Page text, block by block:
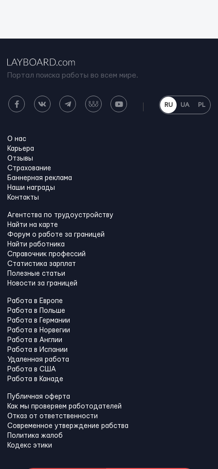
Портал поиска работы во всем мире.
RU UA PL
О нас
Карьера
Отзывы
Страхование
Баннерная реклама
Наши награды
Контакты
Агентства по трудоустройству
Найти на карте
Форум о работе за границей
Найти работника
Справочник профессий
Статистика зарплат
Полезные статьи
Новости за границей
Работа в Европе
Работа в Польше
Работа в Германии
Работа в Норвегии
Работа в Англии
Работа в Испании
Удаленная работа
Работа в США
Работа в Канадe
Публичная оферта
Как мы проверяем работодателей
Отказ от ответственности
Современное утверждение рабства
Политика жалоб
Кодекс этики